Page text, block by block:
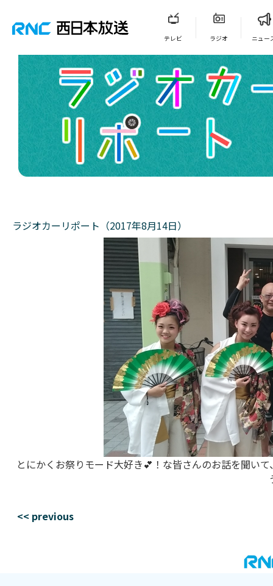
テレビ ラジオ ニュー
ラジオカーリポート（2017年8月14日）
とにかくお祭りモード大好き💕！な皆さんのお話を聞い
<< previous